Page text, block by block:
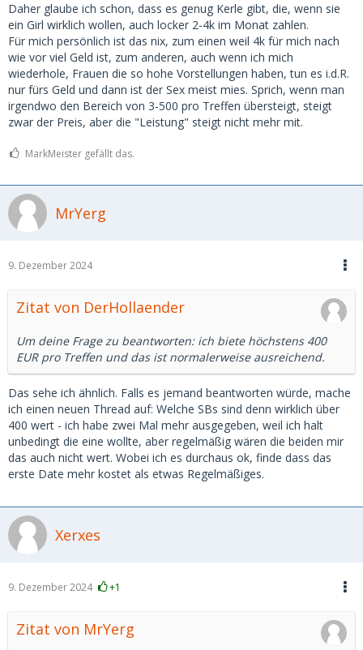
Daher glaube ich schon, dass es genug Kerle gibt, die, wenn sie
ein Girl wirklich wollen, auch locker 2-4k im Monat zahlen.
Für mich persönlich ist das nix, zum einen weil 4k für mich nach
wie vor viel Geld ist, zum anderen, auch wenn ich mich
wiederhole, Frauen die so hohe Vorstellungen haben, tun es i.d.R.
nur fürs Geld und dann ist der Sex meist mies. Sprich, wenn man
irgendwo den Bereich von 3-500 pro Treffen übersteigt, steigt
zwar der Preis, aber die "Leistung" steigt nicht mehr mit.
MarkMeister gefällt das.
MrYerg
9. Dezember 2024
Zitat von DerHollaender
Um deine Frage zu beantworten: ich biete höchstens 400
EUR pro Treffen und das ist normalerweise ausreichend.
Das sehe ich ähnlich. Falls es jemand beantworten würde, mache
ich einen neuen Thread auf: Welche SBs sind denn wirklich über
400 wert - ich habe zwei Mal mehr ausgegeben, weil ich halt
unbedingt die eine wollte, aber regelmäßig wären die beiden mir
das auch nicht wert. Wobei ich es durchaus ok, finde dass das
erste Date mehr kostet als etwas Regelmäßiges.
Xerxes
9. Dezember 2024 +1
Zitat von MrYerg